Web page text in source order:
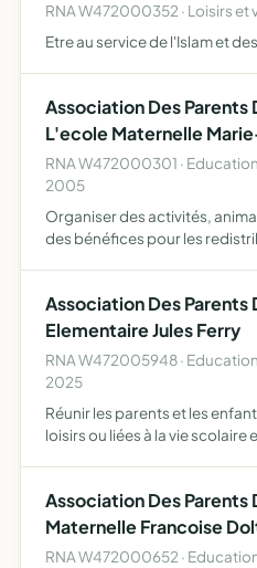
RNA W472000352 · Loisirs et
Etre au service de l'Islam et
Association Des Parents
L'ecole Maternelle
RNA W472000301 ·
2005
Organiser des activités,
des bénéfices pour les
Association Des
Elementaire Jules Ferry
RNA W472005948 ·
2025
Réunir les parents et les
loisirs ou liées à la vie
Association Des
Maternelle Francoise
RNA W472000652 ·